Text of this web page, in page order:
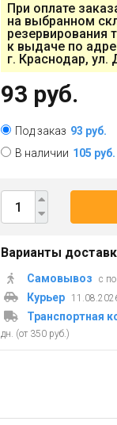
При оплате
на выбранном
резервирования
к выдаче по
г. Краснодар, ул.
93 руб.
Под заказ 93 руб.
В наличии 105 руб.
Варианты
Самовывоз с
Курьер
Транспортная
дн. (от 350 руб.)